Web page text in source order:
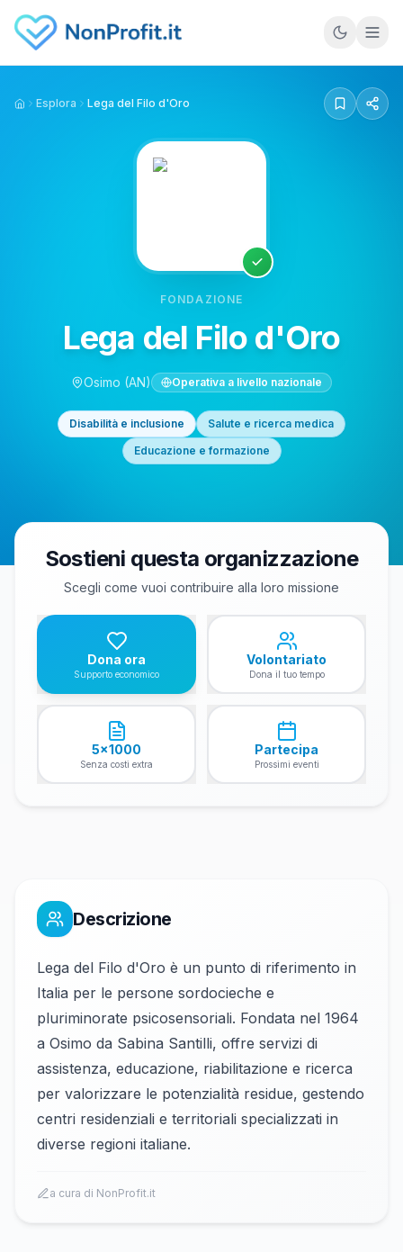
Vai al contenuto principale
HomeEsplora Lega del Filo d'Oro
FONDAZIONE
Lega del Filo d'Oro
Osimo (AN) Operativa a livello nazionale
Disabilità e inclusione
Salute e ricerca medica
Educazione e formazione
Sostieni questa organizzazione
Scegli come vuoi contribuire alla loro missione
Dona ora
Supporto economico
Volontariato
Dona il tuo tempo
5x1000
Senza costi extra
Partecipa
Prossimi eventi
Descrizione
Lega del Filo d'Oro è un punto di riferimento in
Italia per le persone sordocieche e
pluriminorate psicosensoriali. Fondata nel 1964
a Osimo da Sabina Santilli, offre servizi di
assistenza, educazione, riabilitazione e ricerca
per valorizzare le potenzialità residue, gestendo
centri residenziali e territoriali specializzati in
diverse regioni italiane.
a cura di NonProfit.it